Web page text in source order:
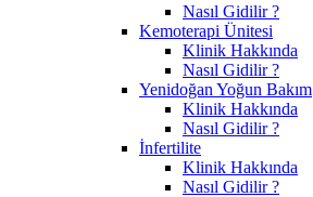
Nasıl Gidilir ?
Kemoterapi Ünitesi
Klinik Hakkında
Nasıl Gidilir ?
Yenidoğan Yoğun Bakım
Klinik Hakkında
Nasıl Gidilir ?
İnfertilite
Klinik Hakkında
Nasıl Gidilir ?